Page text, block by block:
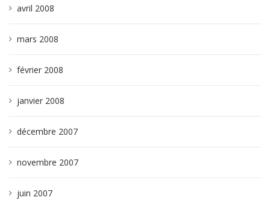
avril 2008
mars 2008
février 2008
janvier 2008
décembre 2007
novembre 2007
juin 2007